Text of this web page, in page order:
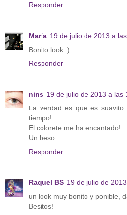
Responder
María 19 de julio de 2013 a
Bonito look :)
Responder
nins 19 de julio de 2013 a las
La verdad es que es
tiempo!
El colorete me ha encantado!
Un beso
Responder
Raquel BS 19 de julio de
un look muy bonito y ponible,
Besitos!